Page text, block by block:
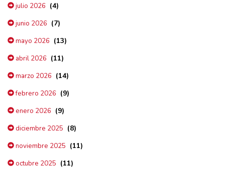
julio 2026 (4)
junio 2026 (7)
mayo 2026 (13)
abril 2026 (11)
marzo 2026 (14)
febrero 2026 (9)
enero 2026 (9)
diciembre 2025 (8)
noviembre 2025 (11)
octubre 2025 (11)